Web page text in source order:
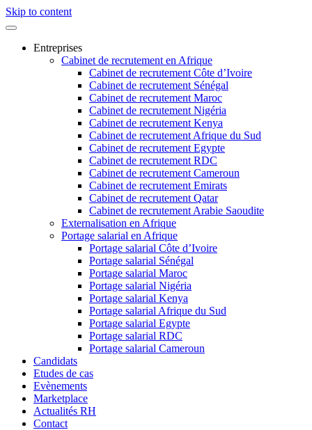
Skip to content
Entreprises
Cabinet de recrutement en Afrique
Cabinet de recrutement Côte d’Ivoire
Cabinet de recrutement Sénégal
Cabinet de recrutement Maroc
Cabinet de recrutement Nigéria
Cabinet de recrutement Kenya
Cabinet de recrutement Afrique du Sud
Cabinet de recrutement Egypte
Cabinet de recrutement RDC
Cabinet de recrutement Cameroun
Cabinet de recrutement Emirats
Cabinet de recrutement Qatar
Cabinet de recrutement Arabie Saoudite
Externalisation en Afrique
Portage salarial en Afrique
Portage salarial Côte d’Ivoire
Portage salarial Sénégal
Portage salarial Maroc
Portage salarial Nigéria
Portage salarial Kenya
Portage salarial Afrique du Sud
Portage salarial Egypte
Portage salarial RDC
Portage salarial Cameroun
Candidats
Etudes de cas
Evènements
Marketplace
Actualités RH
Contact